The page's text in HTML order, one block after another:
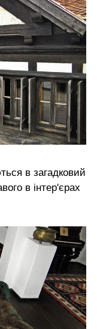
в загадковий
в інтер'єрах